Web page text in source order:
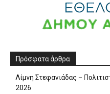
Πρόσφατα άρθρα
Λίμνη Στεφανιάδας –
2026